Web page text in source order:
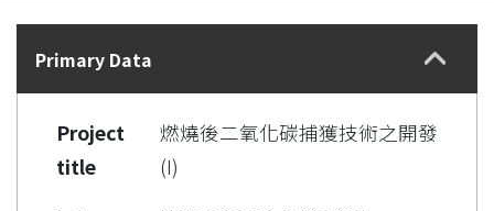
Statistics
Details
Primary Data
Project
title
燃燒後二氧化碳捕獲技術之開發
(I)